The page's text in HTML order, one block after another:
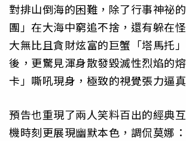
對排山倒海的困難，除了行事神祕
團」在大海中窮追不捨，還有躲在
大無比且貪財炫富的巨蟹「塔馬托
後，更驚見渾身散發毀滅性烈焰的
卡」嘶吼現身，極致的視覺張力逼
預告也重現了兩人笑料百出的經典
機時刻更展現幽默本色，調侃莫娜